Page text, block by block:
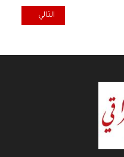
الراحل ابراهيم الخياطالمقال التالي:
التالي